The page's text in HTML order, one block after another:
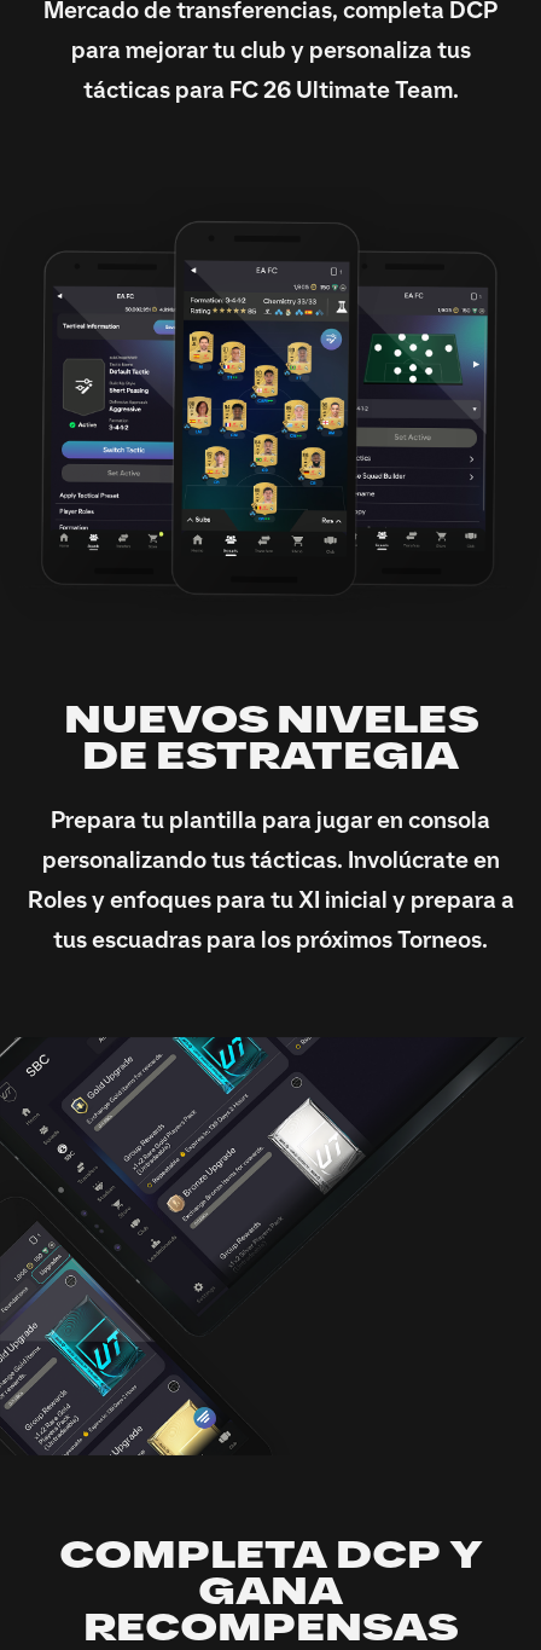
Mercado de transferencias, completa DCP
para mejorar tu club y personaliza tus
tácticas para FC 26 Ultimate Team.
NUEVOS NIVELES
DE ESTRATEGIA
Prepara tu plantilla para jugar en consola
personalizando tus tácticas. Involúcrate en
Roles y enfoques para tu XI inicial y prepara a
tus escuadras para los próximos Torneos.
COMPLETA DCP Y
GANA
RECOMPENSAS